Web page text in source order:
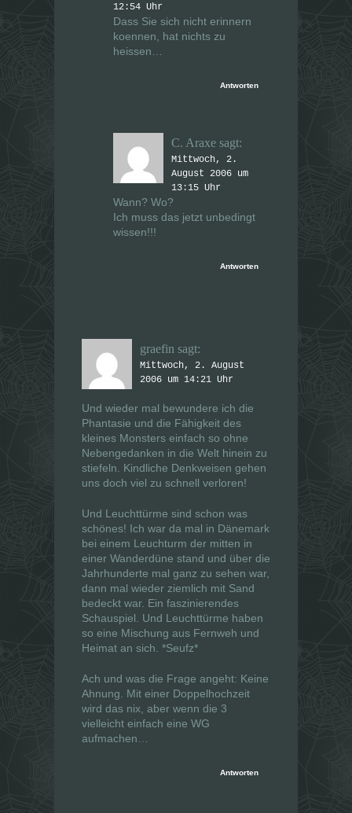
12:54 Uhr
Dass Sie sich nicht erinnern
koennen, hat nichts zu
heissen…
Antworten
C. Araxe sagt:
Mittwoch, 2.
August 2006 um
13:15 Uhr
Wann? Wo?
Ich muss das jetzt unbedingt
wissen!!!
Antworten
graefin sagt:
Mittwoch, 2. August
2006 um 14:21 Uhr
Und wieder mal bewundere ich die
Phantasie und die Fähigkeit des
kleines Monsters einfach so ohne
Nebengedanken in die Welt hinein zu
stiefeln. Kindliche Denkweisen gehen
uns doch viel zu schnell verloren!
Und Leuchttürme sind schon was
schönes! Ich war da mal in Dänemark
bei einem Leuchturm der mitten in
einer Wanderdüne stand und über die
Jahrhunderte mal ganz zu sehen war,
dann mal wieder ziemlich mit Sand
bedeckt war. Ein faszinierendes
Schauspiel. Und Leuchttürme haben
so eine Mischung aus Fernweh und
Heimat an sich. *Seufz*
Ach und was die Frage angeht: Keine
Ahnung. Mit einer Doppelhochzeit
wird das nix, aber wenn die 3
vielleicht einfach eine WG
aufmachen…
Antworten